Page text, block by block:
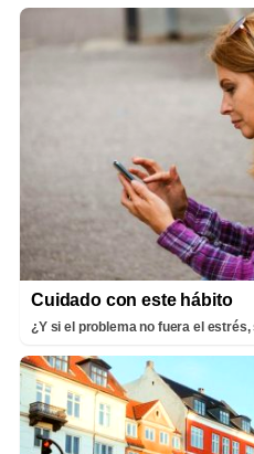
Cuidado con este hábito
¿Y si el problema no fuera el